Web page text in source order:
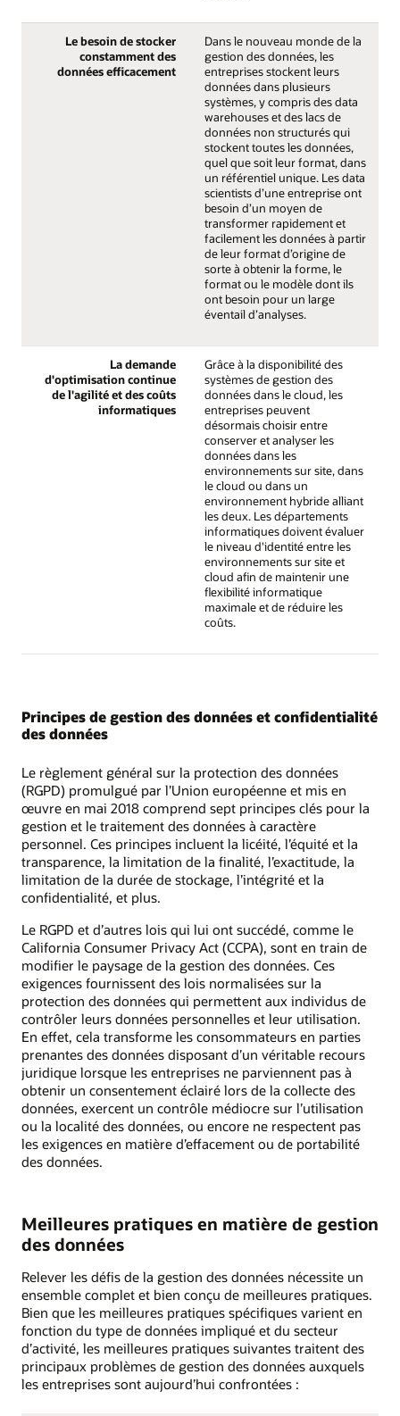
Le besoin de stocker
constamment des
données efficacement
Dans le nouveau monde de la
gestion des données, les
entreprises stockent leurs
données dans plusieurs
systèmes, y compris des data
warehouses et des lacs de
données non structurés qui
stockent toutes les données,
quel que soit leur format, dans
un référentiel unique. Les data
scientists d’une entreprise ont
besoin d’un moyen de
transformer rapidement et
facilement les données à partir
de leur format d’origine de
sorte à obtenir la forme, le
format ou le modèle dont ils
ont besoin pour un large
éventail d’analyses.
La demande
d'optimisation continue
de l'agilité et des coûts
informatiques
Grâce à la disponibilité des
systèmes de gestion des
données dans le cloud, les
entreprises peuvent
désormais choisir entre
conserver et analyser les
données dans les
environnements sur site, dans
le cloud ou dans un
environnement hybride alliant
les deux. Les départements
informatiques doivent évaluer
le niveau d'identité entre les
environnements sur site et
cloud afin de maintenir une
flexibilité informatique
maximale et de réduire les
coûts.
Principes de gestion des données et confidentialité
des données
Le règlement général sur la protection des données
(RGPD) promulgué par l’Union européenne et mis en
œuvre en mai 2018 comprend sept principes clés pour la
gestion et le traitement des données à caractère
personnel. Ces principes incluent la licéité, l’équité et la
transparence, la limitation de la finalité, l’exactitude, la
limitation de la durée de stockage, l’intégrité et la
confidentialité, et plus.
Le RGPD et d’autres lois qui lui ont succédé, comme le
California Consumer Privacy Act (CCPA), sont en train de
modifier le paysage de la gestion des données. Ces
exigences fournissent des lois normalisées sur la
protection des données qui permettent aux individus de
contrôler leurs données personnelles et leur utilisation.
En effet, cela transforme les consommateurs en parties
prenantes des données disposant d’un véritable recours
juridique lorsque les entreprises ne parviennent pas à
obtenir un consentement éclairé lors de la collecte des
données, exercent un contrôle médiocre sur l’utilisation
ou la localité des données, ou encore ne respectent pas
les exigences en matière d’effacement ou de portabilité
des données.
Meilleures pratiques en matière de gestion
des données
Relever les défis de la gestion des données nécessite un
ensemble complet et bien conçu de meilleures pratiques.
Bien que les meilleures pratiques spécifiques varient en
fonction du type de données impliqué et du secteur
d’activité, les meilleures pratiques suivantes traitent des
principaux problèmes de gestion des données auxquels
les entreprises sont aujourd’hui confrontées :